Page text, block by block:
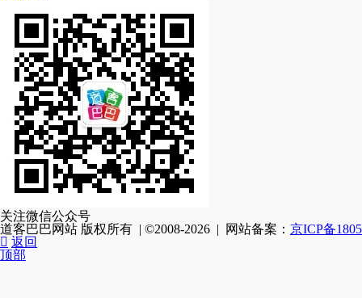
关注微信公众号
道客巴巴网站 版权所有 | ©2008-2026 | 网站备案： 京ICP备
 返回
顶部